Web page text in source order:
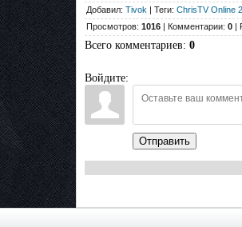
Добавил: Tivok | Теги: ChrisTV Online
Просмотров: 1016 | Комментарии: 0 |
Всего комментариев: 0
Войдите:
Отправить